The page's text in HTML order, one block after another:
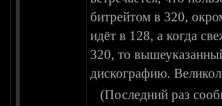
битрейтом в 320,
идёт в 128, а когда
320, то
дискографию.
(Последний раз